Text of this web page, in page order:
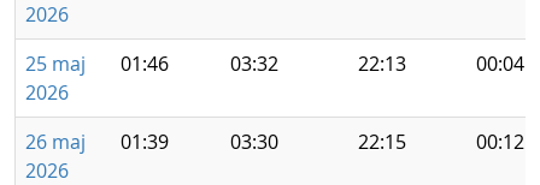
2026
25 maj
2026
01:46 03:32 22:13 00:04
26 maj
2026
01:39 03:30 22:15 00:12